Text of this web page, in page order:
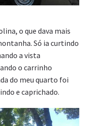
o que dava mais
Só ia curtindo
a vista
o carrinho
do meu quarto foi
e caprichado.